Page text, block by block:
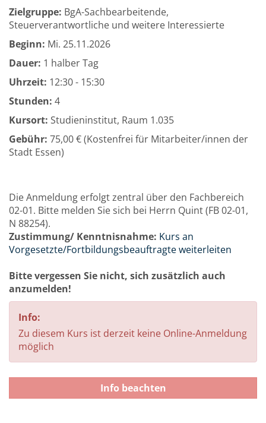
Zielgruppe: BgA-Sachbearbeitende,
Steuerverantwortliche und weitere Interessierte
Beginn: Mi. 25.11.2026
Dauer: 1 halber Tag
Uhrzeit: 12:30 - 15:30
Stunden: 4
Kursort: Studieninstitut, Raum 1.035
Gebühr: 75,00 € (Kostenfrei für Mitarbeiter/innen der
Stadt Essen)
Die Anmeldung erfolgt zentral über den Fachbereich
02-01. Bitte melden Sie sich bei Herrn Quint (FB 02-01,
N 88254).
Zustimmung/ Kenntnisnahme: Kurs an
Vorgesetzte/Fortbildungsbeauftragte weiterleiten
Bitte vergessen Sie nicht, sich zusätzlich auch
anzumelden!
Info:
Zu diesem Kurs ist derzeit keine Online-Anmeldung
möglich
Info beachten